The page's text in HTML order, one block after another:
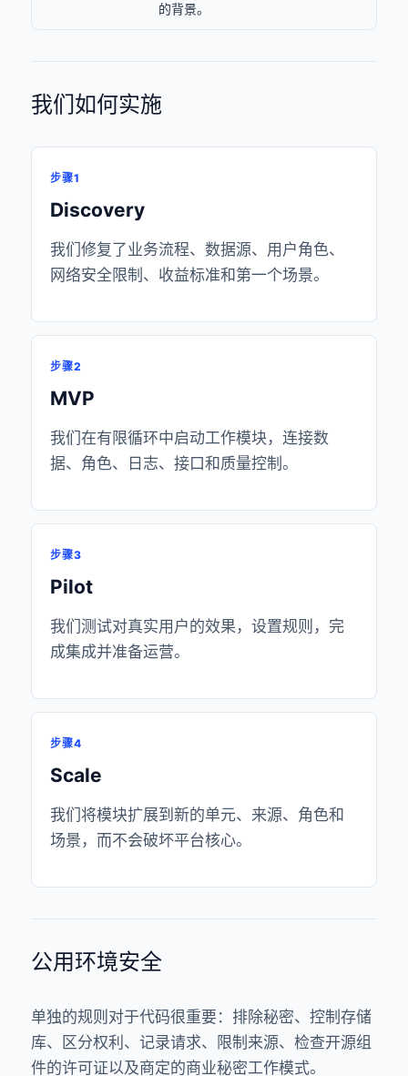
的背景。
我们如何实施
步骤1
Discovery
我们修复了业务流程、数据源、用户角色、
网络安全限制、收益标准和第一个场景。
步骤2
MVP
我们在有限循环中启动工作模块，连接数
据、角色、日志、接口和质量控制。
步骤3
Pilot
我们测试对真实用户的效果，设置规则，完
成集成并准备运营。
步骤4
Scale
我们将模块扩展到新的单元、来源、角色和
场景，而不会破坏平台核心。
公用环境安全
单独的规则对于代码很重要：排除秘密、控制存储
库、区分权利、记录请求、限制来源、检查开源组
件的许可证以及商定的商业秘密工作模式。